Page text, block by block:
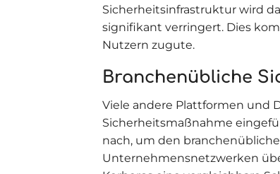
Sicherheitsinfrastruktur wird
signifikant verringert. Dies
Nutzern zugute.
Branchenübliche
Viele andere Plattformen und
Sicherheitsmaßnahme
nach, um den
Unternehmensnetzwerken